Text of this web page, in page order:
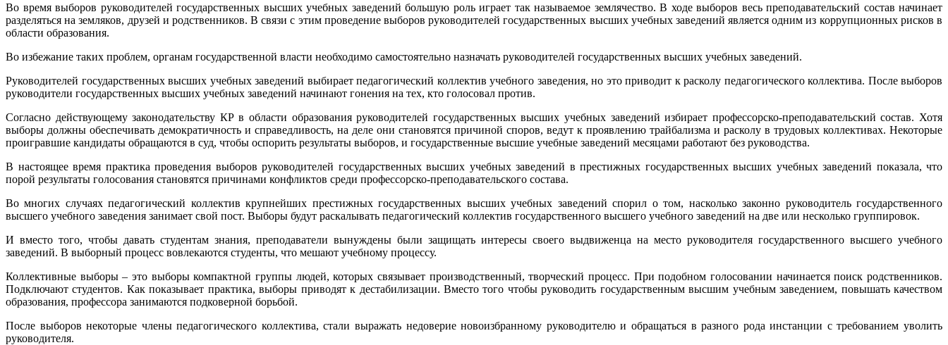
Во время выборов руководителей государственных высших учебных заведений большую роль играет так называемое землячество. В ходе выборов весь преподавательский состав начинает
разделяться на земляков, друзей и родственников. В связи с этим проведение выборов руководителей государственных высших учебных заведений является одним из коррупционных рисков в
области образования.
Во избежание таких проблем, органам государственной власти необходимо самостоятельно назначать руководителей государственных высших учебных заведений.
Руководителей государственных высших учебных заведений выбирает педагогический коллектив учебного заведения, но это приводит к расколу педагогического коллектива. После выборов
руководители государственных высших учебных заведений начинают гонения на тех, кто голосовал против.
Согласно действующему законодательству КР в области образования руководителей государственных высших учебных заведений избирает профессорско-преподавательский состав. Хотя
выборы должны обеспечивать демократичность и справедливость, на деле они становятся причиной споров, ведут к проявлению трайбализма и расколу в трудовых коллективах. Некоторые
проигравшие кандидаты обращаются в суд, чтобы оспорить результаты выборов, и государственные высшие учебные заведений месяцами работают без руководства.
В настоящее время практика проведения выборов руководителей государственных высших учебных заведений в престижных государственных высших учебных заведений показала, что
порой результаты голосования становятся причинами конфликтов среди профессорско-преподавательского состава.
Во многих случаях педагогический коллектив крупнейших престижных государственных высших учебных заведений спорил о том, насколько законно руководитель государственного
высшего учебного заведения занимает свой пост. Выборы будут раскалывать педагогический коллектив государственного высшего учебного заведений на две или несколько группировок.
И вместо того, чтобы давать студентам знания, преподаватели вынуждены были защищать интересы своего выдвиженца на место руководителя государственного высшего учебного
заведений. В выборный процесс вовлекаются студенты, что мешают учебному процессу.
Коллективные выборы – это выборы компактной группы людей, которых связывает производственный, творческий процесс. При подобном голосовании начинается поиск родственников.
Подключают студентов. Как показывает практика, выборы приводят к дестабилизации. Вместо того чтобы руководить государственным высшим учебным заведением, повышать качеством
образования, профессора занимаются подковерной борьбой.
После выборов некоторые члены педагогического коллектива, стали выражать недоверие новоизбранному руководителю и обращаться в разного рода инстанции с требованием уволить
руководителя.